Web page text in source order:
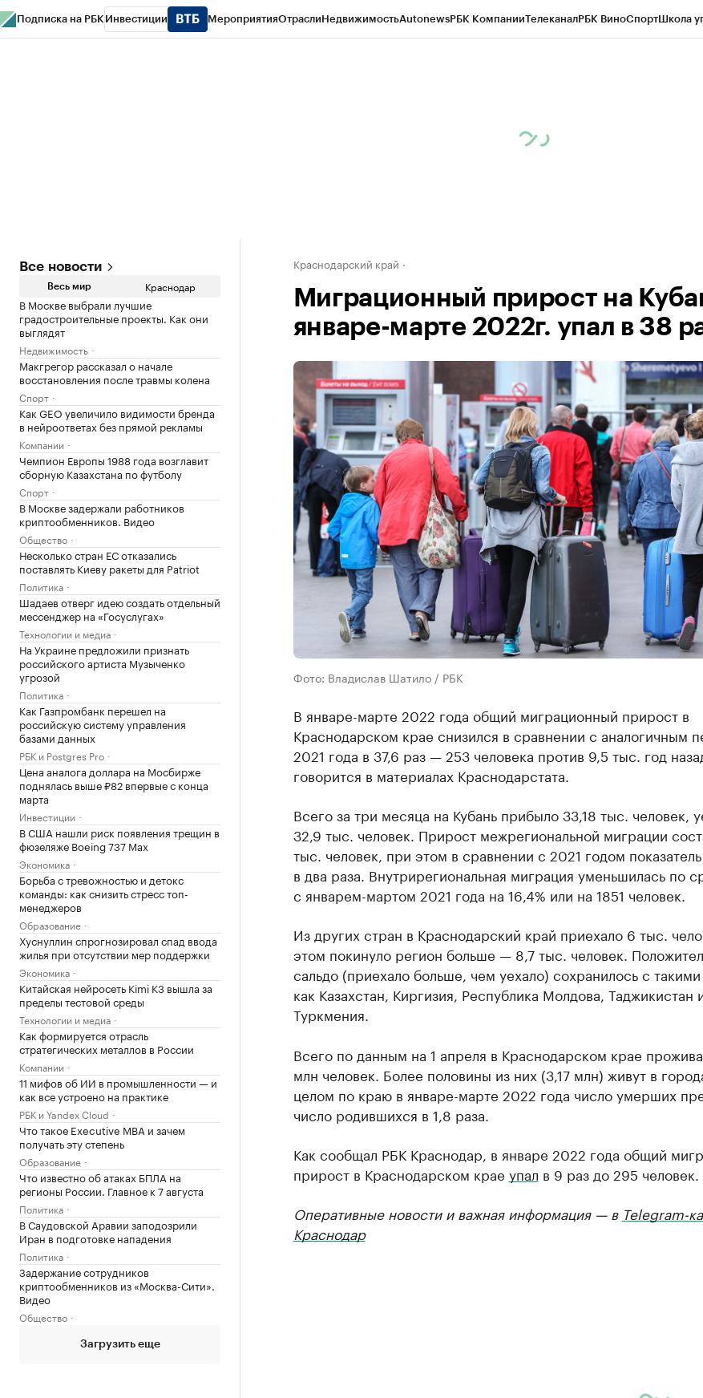
Подписка на РБК Инвестиции МероприятияОтраслиНедвижимостьAutonewsРБК КомпанииТелеканалРБК ВиноСпортШкола
Все новости
Весь мир Краснодар
В Москве выбрали лучшие
градостроительные проекты. Как они
выглядят
Недвижимость
Макгрегор рассказал о начале
восстановления после травмы колена
Спорт
Как GEO увеличило видимости бренда
в нейроответах без прямой рекламы
Компании
Чемпион Европы 1988 года возглавит
сборную Казахстана по футболу
Спорт
В Москве задержали работников
криптообменников. Видео
Общество
Несколько стран ЕС отказались
поставлять Киеву ракеты для Patriot
Политика
Шадаев отверг идею создать отдельный
мессенджер на «Госуслугах»
Технологии и медиа
На Украине предложили признать
российского артиста Музыченко
угрозой
Политика
Как Газпромбанк перешел на
российскую систему управления
базами данных
РБК и Postgres Pro
Цена аналога доллара на Мосбирже
поднялась выше ₽82 впервые с конца
марта
Инвестиции
В США нашли риск появления трещин в
фюзеляже Boeing 737 Max
Экономика
Борьба с тревожностью и детокс
команды: как снизить стресс топ-
менеджеров
Образование
Хуснуллин спрогнозировал спад ввода
жилья при отсутствии мер поддержки
Экономика
Китайская нейросеть Kimi K3 вышла за
пределы тестовой среды
Технологии и медиа
Как формируется отрасль
стратегических металлов в России
Компании
11 мифов об ИИ в промышленности — и
как все устроено на практике
РБК и Yandex Cloud
Что такое Executive MBA и зачем
получать эту степень
Образование
Что известно об атаках БПЛА на
регионы России. Главное к 7 августа
Политика
В Саудовской Аравии заподозрили
Иран в подготовке нападения
Политика
Задержание сотрудников
криптообменников из «Москва-Сити».
Видео
Общество
Загрузить еще
Краснодарский край
Миграционный прирост на
январе-марте 2022г. упал в 38
Фото: Владислав Шатило / РБК
В январе-марте 2022 года общий миграционный прирост в
Краснодарском крае снизился в сравнении с аналогичным
2021 года в 37,6 раз — 253 человека против 9,5 тыс. год
говорится в материалах Краснодарстата.
Всего за три месяца на Кубань прибыло 33,18 тыс. человек,
32,9 тыс. человек. Прирост межрегиональной миграции
тыс. человек, при этом в сравнении с 2021 годом
в два раза. Внутрирегиональная миграция уменьшилась по
с январем-мартом 2021 года на 16,4% или на 1851 человек.
Из других стран в Краснодарский край приехало 6 тыс.
этом покинуло регион больше — 8,7 тыс. человек.
сальдо (приехало больше, чем уехало) сохранилось с такими
как Казахстан, Киргизия, Республика Молдова, Таджикистан
Туркмения.
Всего по данным на 1 апреля в Краснодарском крае
млн человек. Более половины из них (3,17 млн) живут в
целом по краю в январе-марте 2022 года число умерших
число родившихся в 1,8 раза.
Как сообщал РБК Краснодар, в январе 2022 года общий
прирост в Краснодарском крае упал в 9 раз до 295 человек.
Оперативные новости и важная информация — в Telegram-
Краснодар